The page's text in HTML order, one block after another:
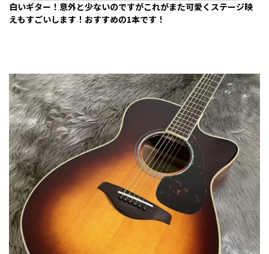
白いギター！意外と少ないのですがこれがまた可愛くステージ映
えもすごいします！おすすめの1本です！